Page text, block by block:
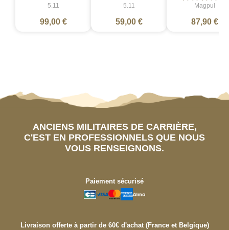
5.11
99,00 €
5.11
59,00 €
Magpul
87,90 €
ANCIENS MILITAIRES DE CARRIÈRE,
C'EST EN PROFESSIONNELS QUE NOUS
VOUS RENSEIGNONS.
Paiement sécurisé
Livraison offerte à partir de 60€ d'achat (France et Belgique)